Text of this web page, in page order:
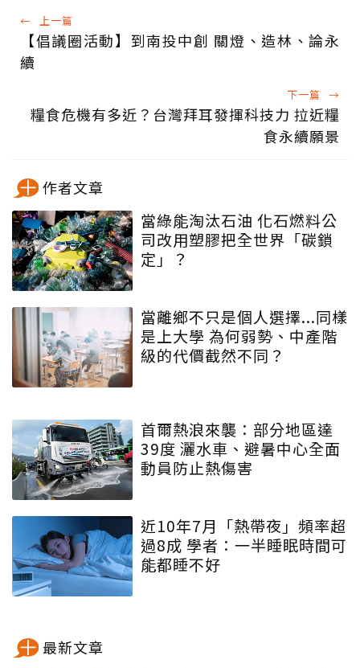
← 上一篇
【倡議圈活動】到南投中創 關燈、造林、論永
續
下一篇 →
糧食危機有多近？台灣拜耳發揮科技力 拉近糧
食永續願景
作者文章
當綠能淘汰石油 化石燃料公
司改用塑膠把全世界「碳鎖
定」？
當離鄉不只是個人選擇...同樣
是上大學 為何弱勢、中產階
級的代價截然不同？
首爾熱浪來襲：部分地區達
39度 灑水車、避暑中心全面
動員防止熱傷害
近10年7月「熱帶夜」頻率超
過8成 學者：一半睡眠時間可
能都睡不好
最新文章